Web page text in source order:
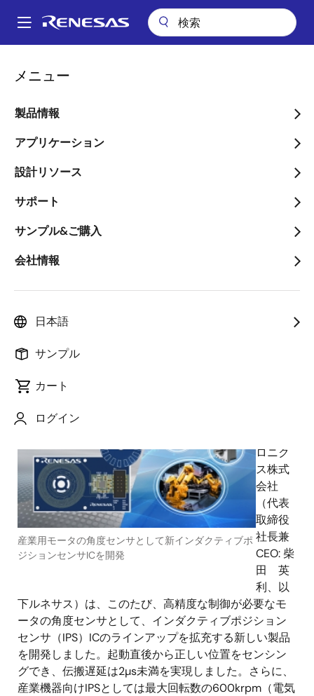
ン
Main
メニュー
製品情報
アプリケーション
設計リソース
サポート
サンプル&ご購入
会社情報
日本語
サンプル
カート
ログイン
パ
ン
く
ず
産業用モータの角度センサとして、高精度かつ堅牢で、コスト効率が
産業用モータの角度センサ
として、高精度かつ堅牢
で、コスト効率が極めて良
い新インダクティブポジシ
ョンセンサICを開発
～磁気を使用しないため、ロボット、
かつ信頼性の高いモータ制御を実現～
2023年10月25日
産業用モータの角度センサとして新インダクティブポ
ジションセンサICを開発
ロニク
ス株式
会社
（代表
取締役
社長兼
CEO: 柴
田 英
利、以
下ルネサス）は、このたび、高精度な制御が必要なモ
ータの角度センサとして、インダクティブポジション
センサ（IPS）ICのラインアップを拡充する新しい製品
を開発しました。起動直後から正しい位置をセンシン
グでき、伝搬遅延は2µs未満を実現しました。さらに、
産業機器向けIPSとしては最大回転数の600krpm（電気